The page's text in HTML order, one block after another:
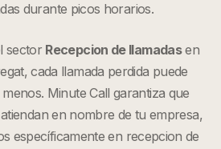
durante picos horarios.
sector Recepcion de llamadasen
, cada llamada perdida puede
Minute Call garantiza que
en nombre de tu empresa,
específicamente en recepcion de